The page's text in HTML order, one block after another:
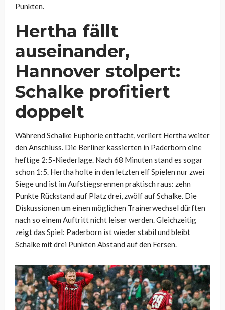
Punkten.
Hertha fällt
auseinander,
Hannover stolpert:
Schalke profitiert
doppelt
Während Schalke Euphorie entfacht, verliert Hertha weiter
den Anschluss. Die Berliner kassierten in Paderborn eine
heftige 2:5-Niederlage. Nach 68 Minuten stand es sogar
schon 1:5. Hertha holte in den letzten elf Spielen nur zwei
Siege und ist im Aufstiegsrennen praktisch raus: zehn
Punkte Rückstand auf Platz drei, zwölf auf Schalke. Die
Diskussionen um einen möglichen Trainerwechsel dürften
nach so einem Auftritt nicht leiser werden. Gleichzeitig
zeigt das Spiel: Paderborn ist wieder stabil und bleibt
Schalke mit drei Punkten Abstand auf den Fersen.